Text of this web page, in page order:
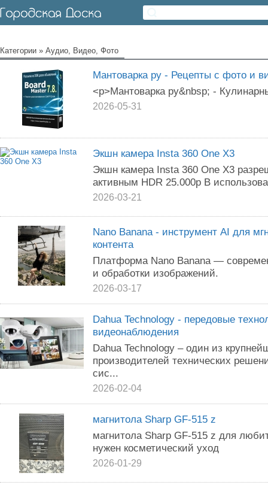
Категории » Аудио, Видео, Фото
Мантоварка ру - Рецепты с фото и
<p>Мантоварка ру&nbsp; -
2026-05-31
Экшн камера Insta 360 One X3
Экшн камера Insta 360 One X3
активным HDR 25.000р В
2026-03-21
Nano Banana - инструмент AI для
контента
Платформа Nano Banana —
и обработки изображений.
2026-03-17
Dahua Technology - передовые
видеонаблюдения
Dahua Technology – один из
производителей технических
сис...
2026-02-04
магнитола Sharp GF-515 z
магнитола Sharp GF-515 z для
нужен косметический уход
2026-01-29